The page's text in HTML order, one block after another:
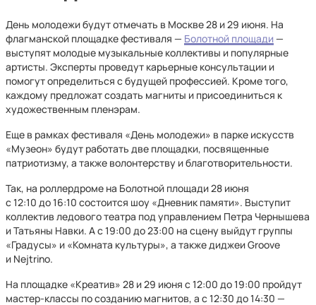
День молодежи будут отмечать в Москве 28 и 29 июня. На
флагманской площадке фестиваля — Болотной площади —
выступят молодые музыкальные коллективы и популярные
артисты. Эксперты проведут карьерные консультации и
помогут определиться с будущей профессией. Кроме того,
каждому предложат создать магниты и присоединиться к
художественным пленэрам.
Еще в рамках фестиваля «День молодежи» в парке искусств
«Музеон» будут работать две площадки, посвященные
патриотизму, а также волонтерству и благотворительности.
Так, на роллердроме на Болотной площади 28 июня
с 12:10 до 16:10 состоится шоу «Дневник памяти». Выступит
коллектив ледового театра под управлением Петра Чернышева
и Татьяны Навки. А с 19:00 до 23:00 на сцену выйдут группы
«Градусы» и «Комната культуры», а также диджеи Groove
и Nejtrino.
На площадке «Креатив» 28 и 29 июня с 12:00 до 19:00 пройдут
мастер-классы по созданию магнитов, а с 12:30 до 14:30 —